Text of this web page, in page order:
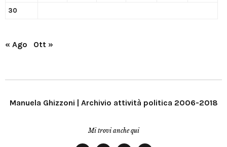
30
« Ago Ott »
Manuela Ghizzoni | Archivio attività politica 2006-2018
Mi trovi anche qui